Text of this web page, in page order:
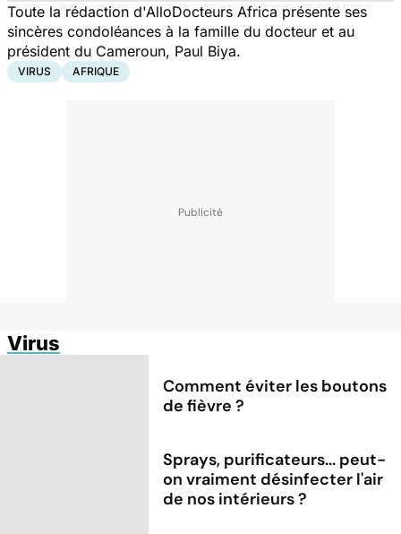
Toute la rédaction d'AlloDocteurs Africa présente ses
sincères condoléances à la famille du docteur et au
président du Cameroun, Paul Biya.
VIRUS AFRIQUE
Virus
Comment éviter les boutons
de fièvre ?
Sprays, purificateurs... peut-
on vraiment désinfecter l'air
de nos intérieurs ?